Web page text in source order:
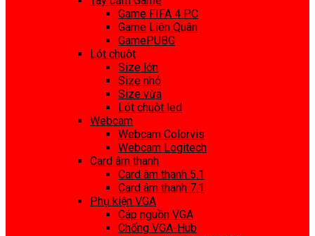
Game FIFA 4 PC
Game Liên Quân
GamePUBG
Lót chuột
Size lớn
Size nhỏ
Size vừa
Lót chuột led
Webcam
Webcam Colorvis
Webcam Logitech
Card âm thanh
Card âm thanh 5.1
Card âm thanh 7.1
Phụ kiện VGA
Cáp nguồn VGA
Chống VGA-Hub